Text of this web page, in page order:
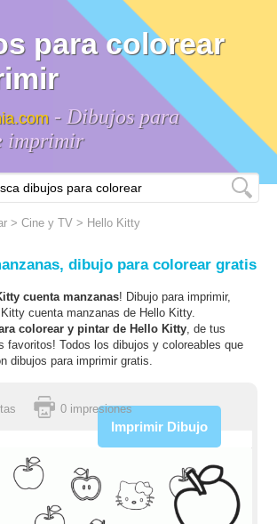
para colorear
- Dibujos para
imprimir
>Cine y TV > Hello Kitty
dibujo para colorear gratis
cuenta manzanas! Dibujo para imprimir,
cuenta manzanas de Hello Kitty.
colorear y pintar de Hello Kitty, de tus
favoritos! Todos los dibujos y coloreables que
dibujos para imprimir gratis.
0 impresiones
Imprimir Dibujo